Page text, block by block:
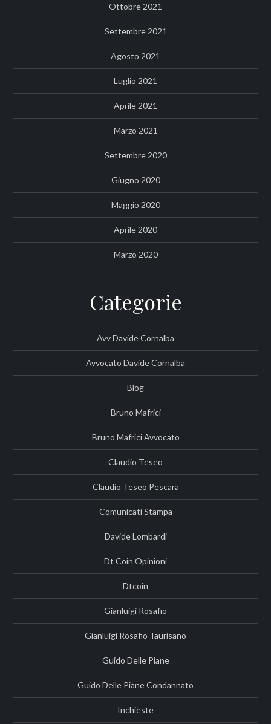
Ottobre 2021
Settembre 2021
Agosto 2021
Luglio 2021
Aprile 2021
Marzo 2021
Settembre 2020
Giugno 2020
Maggio 2020
Aprile 2020
Marzo 2020
Categorie
Avv Davide Cornalba
Avvocato Davide Cornalba
Blog
Bruno Mafrici
Bruno Mafrici Avvocato
Claudio Teseo
Claudio Teseo Pescara
Comunicati Stampa
Davide Lombardi
Dt Coin Opinioni
Dtcoin
Gianluigi Rosafio
Gianluigi Rosafio Taurisano
Guido Delle Piane
Guido Delle Piane Condannato
Inchieste